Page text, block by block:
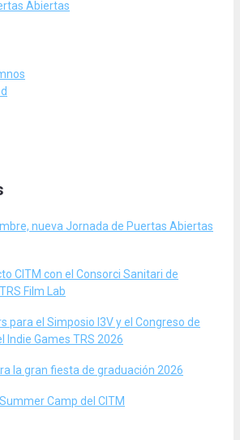
Abiertas
nueva Jornada de Puertas Abiertas
CITM con el Consorci Sanitari de
Film Lab
para el Simposio I3V y el Congreso de
Indie Games TRS 2026
la gran fiesta de graduación 2026
Camp del CITM